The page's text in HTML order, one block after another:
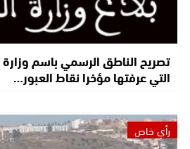
تصريح الناطق الرسمي باسم وزارة
التي عرفتها مؤخرا نقاط العبور…
رأي خاص